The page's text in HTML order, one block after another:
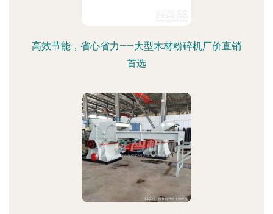
高效节能，省心省力——大型木材粉碎机厂价直销
首选